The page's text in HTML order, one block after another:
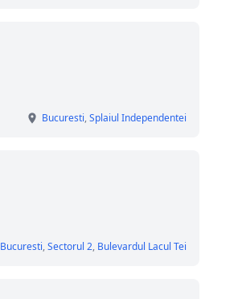
Bucuresti,Splaiul Independentei
Bucuresti,Sectorul 2, Bulevardul Lacul Tei